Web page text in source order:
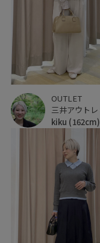
OUTLET
kiku (162cm)